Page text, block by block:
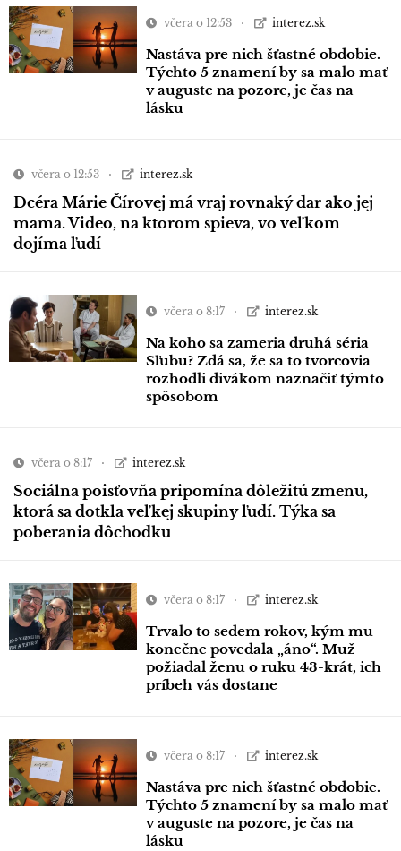
včera o 12:53 interez.sk
Nastáva pre nich šťastné obdobie.
Týchto 5 znamení by sa malo mať
v auguste na pozore, je čas na
lásku
včera o 12:53 interez.sk
Dcéra Márie Čírovej má vraj rovnaký dar ako jej
mama. Video, na ktorom spieva, vo veľkom
dojíma ľudí
včera o 8:17 interez.sk
Na koho sa zameria druhá séria
Sľubu? Zdá sa, že sa to tvorcovia
rozhodli divákom naznačiť týmto
spôsobom
včera o 8:17 interez.sk
Sociálna poisťovňa pripomína dôležitú zmenu,
ktorá sa dotkla veľkej skupiny ľudí. Týka sa
poberania dôchodku
včera o 8:17 interez.sk
Trvalo to sedem rokov, kým mu
konečne povedala „áno“. Muž
požiadal ženu o ruku 43-krát, ich
príbeh vás dostane
včera o 8:17 interez.sk
Nastáva pre nich šťastné obdobie.
Týchto 5 znamení by sa malo mať
v auguste na pozore, je čas na
lásku